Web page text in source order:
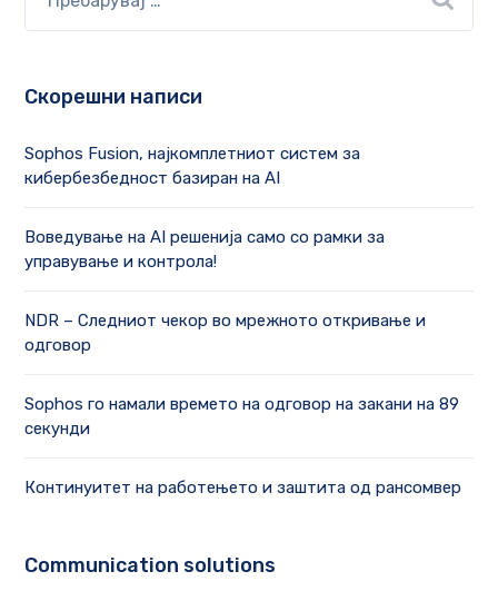
Скорешни написи
Sophos Fusion, најкомплетниот систем за
кибербезбедност базиран на AI
Воведување на AI решенија само со рамки за
управување и контрола!
NDR – Следниот чекор во мрежното откривање и
одговор
Sophos го намали времето на одговор на закани на 89
секунди
Континуитет на работењето и заштита од рансомвер
Communication solutions